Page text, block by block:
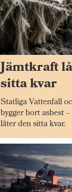
Jämtkraft
sitta kvar
Statliga Vattenfall
bygger bort asbest
låter den sitta kvar.